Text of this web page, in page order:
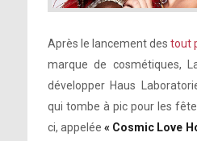
Après le lancement des tout
marque de cosmétiques,
développer Haus
qui tombe à pic pour les
ci, appelée« Cosmic Love